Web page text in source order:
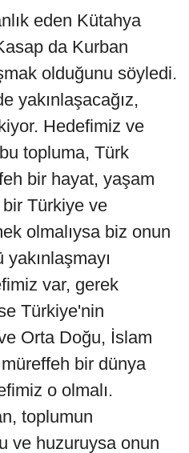
eden Kütahya
da Kurban
olduğunu söyledi.
yakınlaşacağız,
Hedefimiz ve
topluma, Türk
bir hayat, yaşam
Türkiye ve
olmalıysa biz onun
var, gerek
Türkiye'nin
Orta Doğu, İslam
bir dünya
o olmalı.
toplumun
ve huzuruysa onun